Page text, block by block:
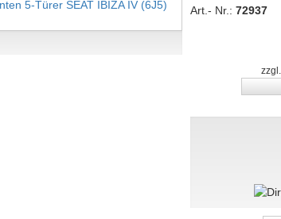
Art.- Nr.: 72937